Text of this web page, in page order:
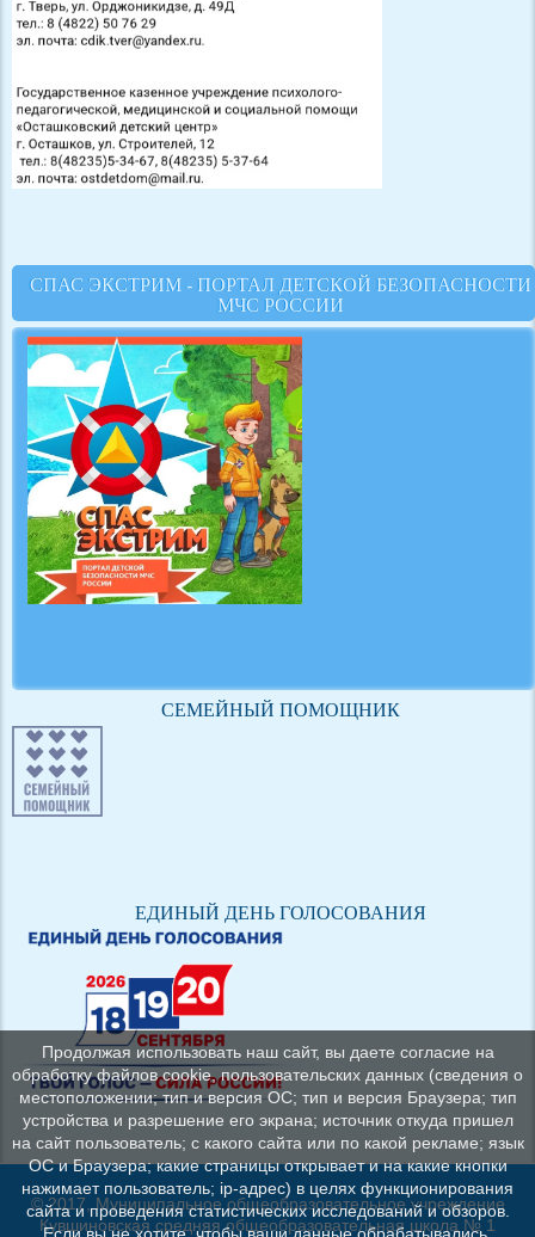
СПАС ЭКСТРИМ - ПОРТАЛ ДЕТСКОЙ БЕЗОПАСНОСТИ
МЧС РОССИИ
СЕМЕЙНЫЙ ПОМОЩНИК
ЕДИНЫЙ ДЕНЬ ГОЛОСОВАНИЯ
© 2017, Муниципальное общеобразовательное учреждение
Кувшиновская средняя общеобразовательная школа № 1
Продолжая использовать наш сайт, вы даете согласие на
обработку файлов cookie, пользовательских данных (сведения о
местоположении; тип и версия ОС; тип и версия Браузера; тип
устройства и разрешение его экрана; источник откуда пришел
на сайт пользователь; с какого сайта или по какой рекламе; язык
ОС и Браузера; какие страницы открывает и на какие кнопки
нажимает пользователь; ip-адрес) в целях функционирования
сайта и проведения статистических исследований и обзоров.